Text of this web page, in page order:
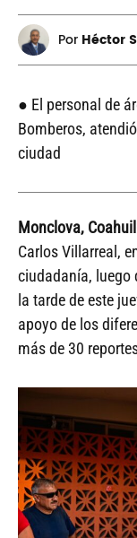
Por Héctor
● El personal de
Bomberos,
ciudad
Monclova,
Carlos Villarreal,
ciudadanía, luego
la tarde de este
apoyo de los
más de 30